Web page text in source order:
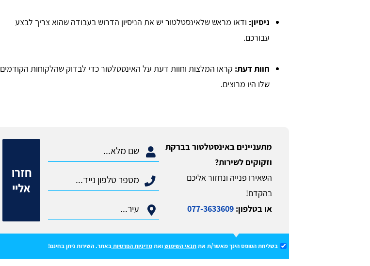
ניסיון: ודאו מראש שלאינסטלטור יש את הניסיון הדרוש בעבודה שהוא צריך לבצע
עבורכם.
חוות דעת: קראו המלצות וחוות דעת על האינסטלטור כדי לבדוק שהלקוחות הקודמים
שלו היו מרוצים.
מתעניינים באינסטלטור בברקת
וזקוקים לשירות?
השאירו פנייה ונחזור אליכם
בהקדם!
או בטלפון:077-3633609
חזרו
אליי
בשליחת הטופס הינך מאשר/ת אתתנאי השימושואתמדיניות הפרטיות באתר. השירות ניתן בחינם!